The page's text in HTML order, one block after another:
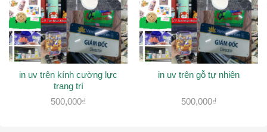
in uv trên kính cường lực
trang trí
500,000₫
in uv trên gỗ tự nhiên
500,000₫